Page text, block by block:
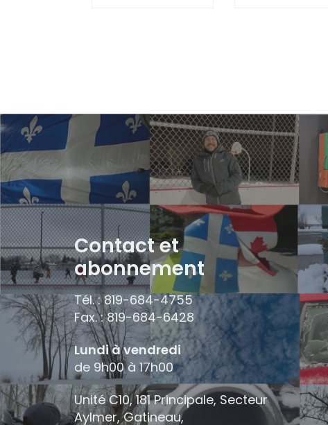
Contact et
abonnement
Tél. : 819-684-4755
Fax. : 819-684-6428
Lundi à vendredi
de 9h00 à 17h00
Unité C10, 181 Principale, Secteur
Aylmer, Gatineau,